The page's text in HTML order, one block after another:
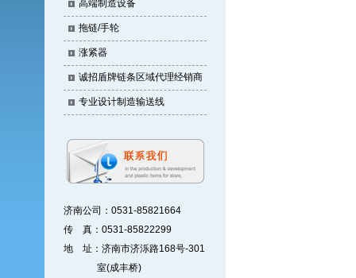
高端制造设备
拖链/手轮
涨紧器
诚招盾牌链条区域代理经销商
专业设计制造输送线
济南公司：0531-85821664
传 真：0531-85822299
地 址：济南市济泺路168号-301
室(成丰桥)